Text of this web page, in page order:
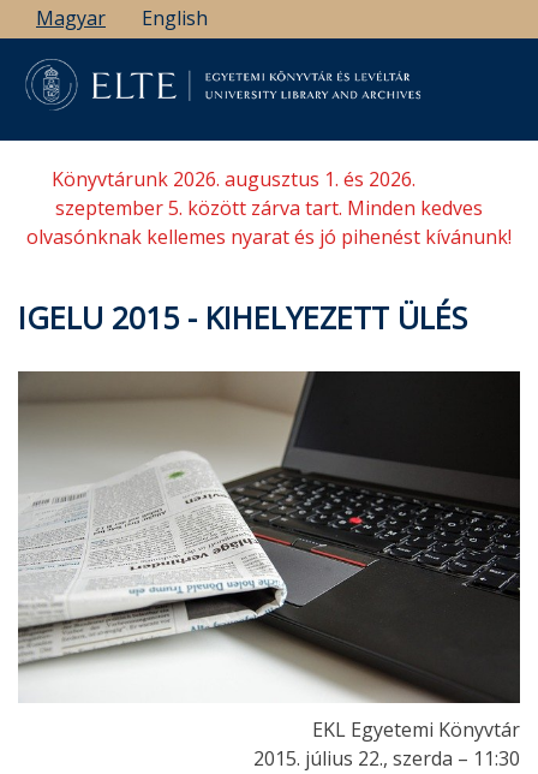
Ugrás
a
tartalomra
Magyar English
Könyvtárunk 2026. augusztus 1. és 2026.
szeptember 5. között zárva tart. Minden kedves
olvasónknak kellemes nyarat és jó pihenést kívánunk!
IGELU 2015 - KIHELYEZETT ÜLÉS
EKL Egyetemi Könyvtár
2015. július 22., szerda – 11:30